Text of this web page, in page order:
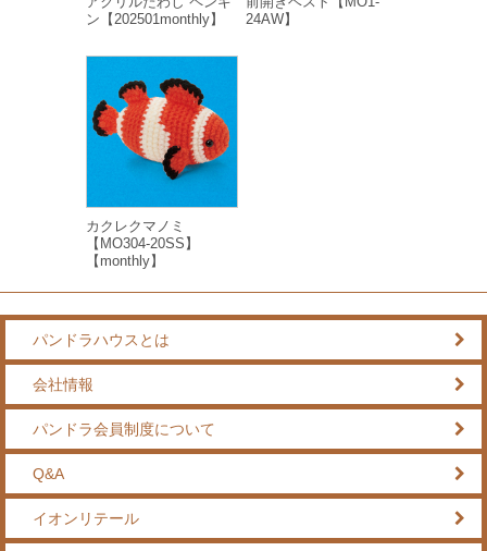
ン【202501monthly】
24AW】
カクレクマノミ
【MO304-20SS】
【monthly】
パンドラハウスとは
会社情報
パンドラ会員制度について
Q&A
イオンリテール